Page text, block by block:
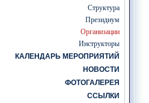
Структура
Президиум
Организации
Инструкторы
КАЛЕНДАРЬ МЕРОПРИЯТИЙ
НОВОСТИ
ФОТОГАЛЕРЕЯ
ССЫЛКИ